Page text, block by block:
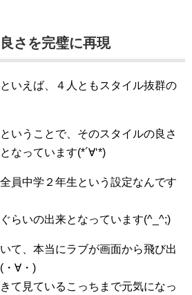
さを完璧に再現
いえば、４人ともスタイル抜群の
いうことで、そのスタイルの良さ
なっています(*´∀‘*)
員中学２年生という設定なんです
らいの出来となっています(^_^;)
て、本当にラブが画面から飛び出
・∀・)
て見ているこっちまで元気になっ